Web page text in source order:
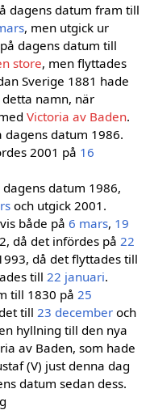
dagens datum fram till
, men utgick ur
dagens datum till
store, men flyttades
Sverige 1881 hade
namn, när
Victoria av Baden.
datum 1986.
2001 på 16
datum 1986,
och utgick 2001.
både på6 mars, 19
då det infördes på 22
då det flyttades till
till 22 januari.
till 1830 på 25
till 23 december och
hyllning till den nya
av Baden, som hade
(V) just denna dag
datum sedan dess.